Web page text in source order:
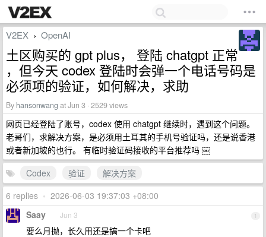
V2EX › OpenAI
土区购买的 gpt plus， 登陆 chatgpt 正常
，但今天 codex 登陆时会弹一个电话号码是
必须项的验证，如何解决，求助
By hansonwang at Jun 3 · 2529 views
网页已经登陆了账号，codex 使用 chatgpt 继续时，遇到这个问题。
老哥们，求解决方案，是必须用土耳其的手机号验证吗，还是说香港
或者新加坡的也行。 有临时验证码接收的平台推荐吗 ￼
Codex
验证
解决方案
6 replies • 2026-06-03 19:37:03 +08:00
1
Saay Jun 3
要么月抛，长久用还是搞一个卡吧